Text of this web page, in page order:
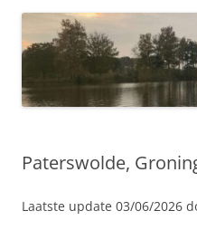
Paterswolde,
Laatste update 03/06/2026